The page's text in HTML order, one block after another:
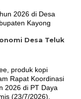
Desa Teluk